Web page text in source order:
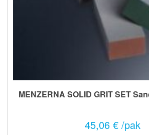
MENZERNA SOLID GRIT SET
45,06 € /pak